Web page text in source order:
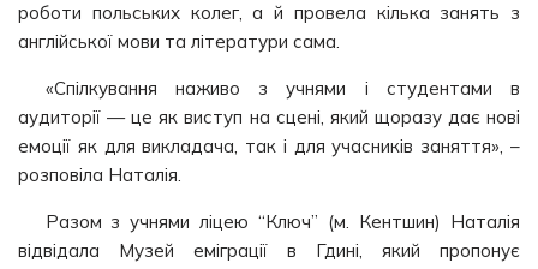
роботи польських колег, а й провела кілька занять з
англійської мови та літератури сама.
«Спілкування наживо з учнями і студентами в
аудиторії — це як виступ на сцені, який щоразу дає нові
емоції як для викладача, так і для учасників заняття», –
розповіла Наталія.
Разом з учнями ліцею “Ключ” (м. Кентшин) Наталія
відвідала Музей еміграції в Гдині, який пропонує